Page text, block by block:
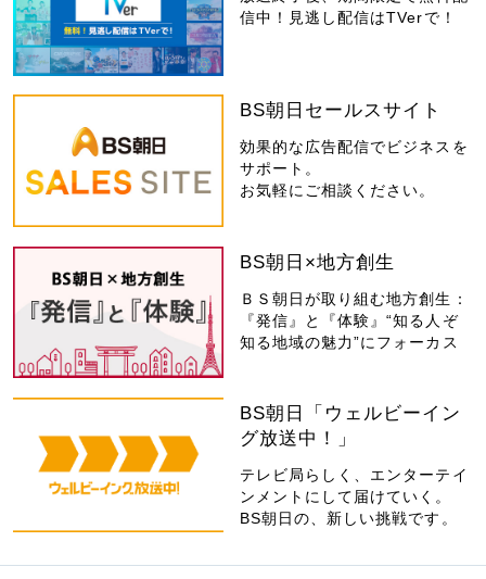
信中！見逃し配信はTVerで！
BS朝日セールスサイト
効果的な広告配信でビジネスを
サポート。
お気軽にご相談ください。
BS朝日×地方創生
ＢＳ朝日が取り組む地方創生：
『発信』と『体験』“知る人ぞ
知る地域の魅力”にフォーカス
BS朝日「ウェルビーイン
グ放送中！」
テレビ局らしく、エンターテイ
ンメントにして届けていく。
BS朝日の、新しい挑戦です。